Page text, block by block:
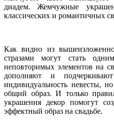
диадем. Жемчужные
классических и романтичных
Как видно из
стразами могут стать
неповторимых элементов на
дополняют и
индивидуальность невесты,
общий образ. И только
украшения декор помогут
эффектный образ на свадьбе.